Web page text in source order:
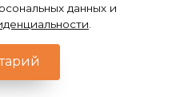
данных и